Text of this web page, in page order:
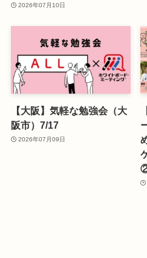
2026年07月10日
【大阪】気軽な勉強会（大
阪市）7/17
2026年07月09日